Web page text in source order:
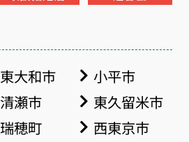
東大和市
小平市
清瀬市
東久留米市
瑞穂町
西東京市